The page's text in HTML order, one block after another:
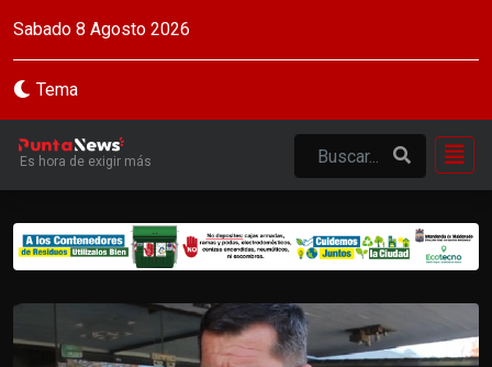
Sabado 8 Agosto 2026
Tema
Es hora de exigir más